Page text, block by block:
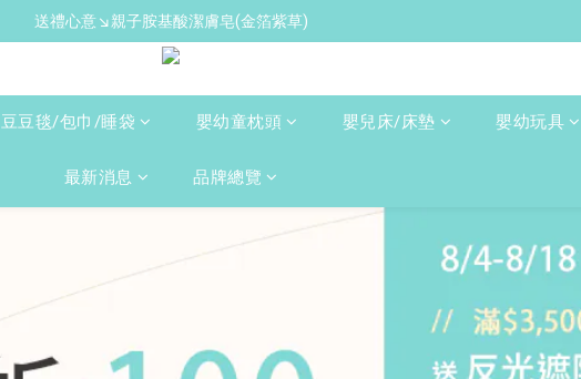
新手爸媽必備↘育兒懶人包
送禮心意↘親子胺基酸潔膚皂(金箔紫草)
新手爸媽必備↘育兒懶人包
豆豆毯/包巾/睡袋 嬰幼童枕頭 嬰兒床/床墊 嬰幼玩具
最新消息 品牌總覽